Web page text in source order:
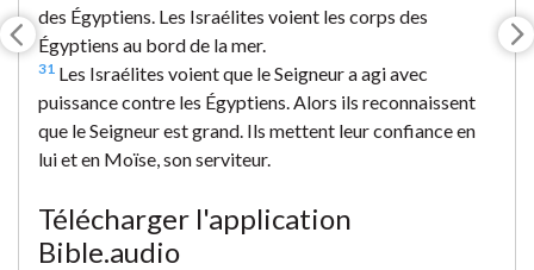
des Égyptiens. Les Israélites voient les corps des
Égyptiens au bord de la mer.
31 Les Israélites voient que le Seigneur a agi avec
puissance contre les Égyptiens. Alors ils reconnaissent
que le Seigneur est grand. Ils mettent leur confiance en
lui et en Moïse, son serviteur.
Télécharger l'application
Bible.audio